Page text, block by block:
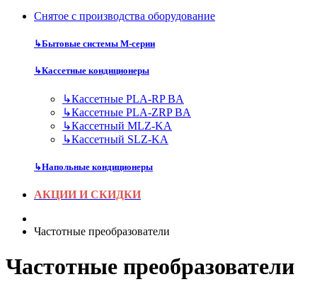
Снятое с производства оборудование
↳Бытовые системы M-серии
↳Кассетные кондиционеры
↳Кассетные PLA-RP BA
↳Кассетные PLA-ZRP BA
↳Кассетный MLZ-KA
↳Кассетный SLZ-KA
↳Напольные кондиционеры
АКЦИИ И СКИДКИ
Частотные преобразователи
Частотные преобразователи